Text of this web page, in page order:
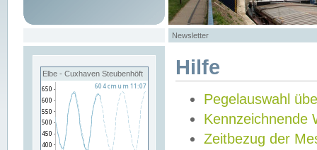
Newsletter
Elbe - Cuxhaven Steubenhöft Hilfe
Pegelauswahl
Kennzeichnende
Zeitbezug der